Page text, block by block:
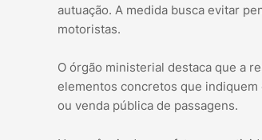
autuação. A medida busca evitar
motoristas.
O órgão ministerial destaca que a
elementos concretos que
ou venda pública de passagens.